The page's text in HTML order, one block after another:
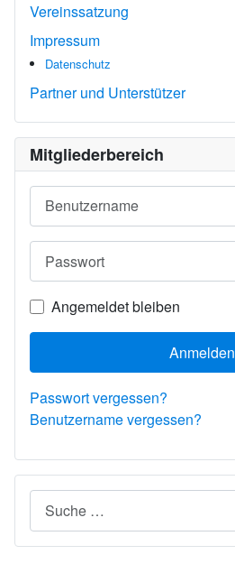
Vereinssatzung
Impressum
Datenschutz
Partner und Unterstützer
Mitgliederbereich
Benutzername
Passwort
Angemeldet bleiben
Anmelden
Passwort vergessen?
Benutzername vergessen?
Suchen